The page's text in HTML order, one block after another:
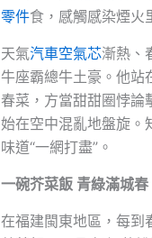
零件食，感觸感染煙火
天氣汽車空氣芯漸熱、
牛座霸總牛土豪。他站
春菜，方當甜甜圈悖論
始在空中混亂地盤旋。
味道“一網打盡”。
一碗芥菜飯 青綠滿城春
在福建閩東地區，每到